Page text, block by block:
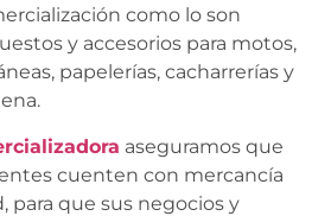
como lo son
y accesorios para motos,
papelerías, cacharrerías y
aseguramos que
cuenten con mercancía
para que sus negocios y